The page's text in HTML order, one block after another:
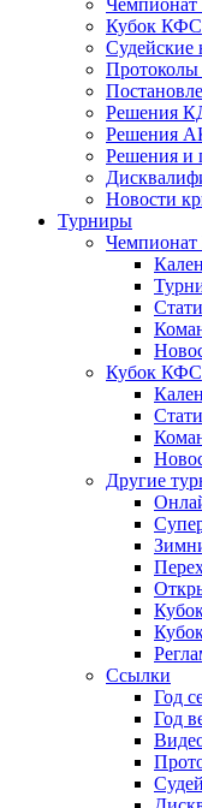
Кубок КФС
Судейские
Протоколы
Решения
Решения
Решения и
Новости
Турниры
Кубок КФС
Другие
Ссылки
Год
Год